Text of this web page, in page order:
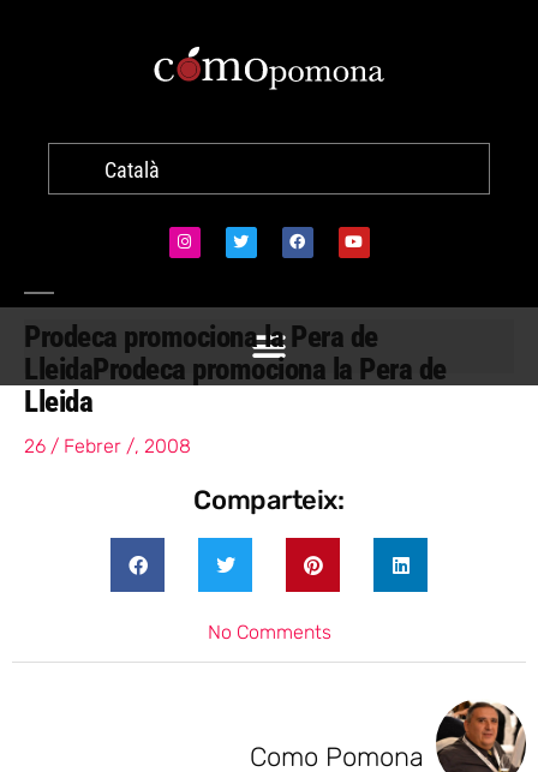
Català
Prodeca promociona la Pera de
LleidaProdeca promociona la Pera de
Lleida
26 / Febrer /, 2008
Comparteix:
No Comments
Como Pomona